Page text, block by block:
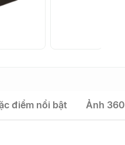
điểm nổi bật Ảnh 360